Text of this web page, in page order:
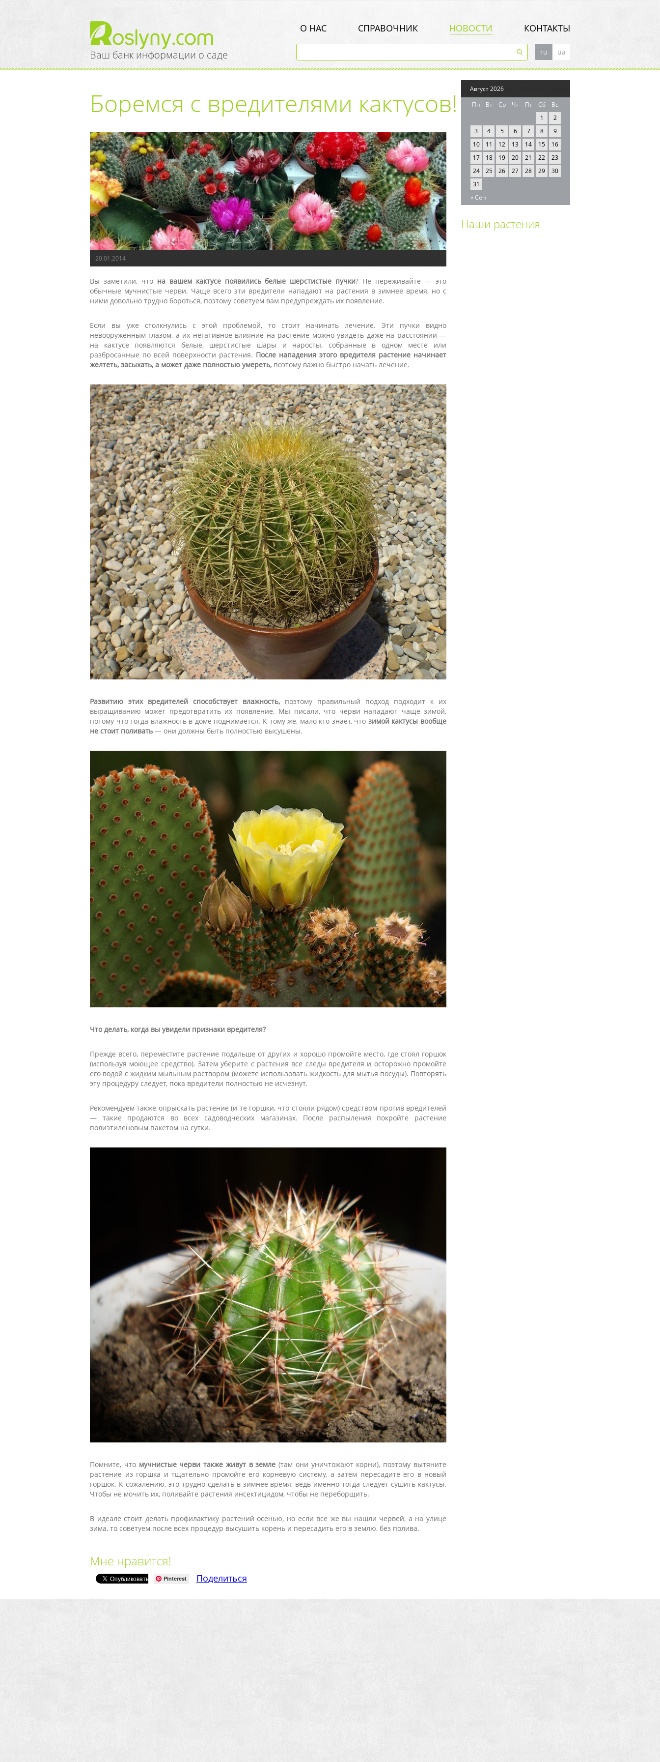
Ваш банк информации о саде
О НАС СПРАВОЧНИК НОВОСТИ КОНТАКТЫ
ru ua
Боремся с вредителями кактусов!
20.01.2014
Вы заметили, что на вашем кактусе появились белые шерстистые пучки? Не переживайте — это
обычные мучнистые черви. Чаще всего эти вредители нападают на растения в зимнее время, но с
ними довольно трудно бороться, поэтому советуем вам предупреждать их появление.
Если вы уже столкнулись с этой проблемой, то стоит начинать лечение. Эти пучки видно
невооруженным глазом, а их негативное влияние на растение можно увидеть даже на расстоянии —
на кактусе появляются белые, шерстистые шары и наросты, собранные в одном месте или
разбросанные по всей поверхности растения. После нападения этого вредителя растение начинает
желтеть, засыхать, а может даже полностью умереть, поэтому важно быстро начать лечение.
Развитию этих вредителей способствует влажность, поэтому правильный подход подходит к их
выращиванию может предотвратить их появление. Мы писали, что черви нападают чаще зимой,
потому что тогда влажность в доме поднимается. К тому же, мало кто знает, что зимой кактусы вообще
не стоит поливать — они должны быть полностью высушены.
Что делать, когда вы увидели признаки вредителя?
Прежде всего, переместите растение подальше от других и хорошо промойте место, где стоял горшок
(используя моющее средство). Затем уберите с растения все следы вредителя и осторожно промойте
его водой с жидким мыльным раствором (можете использовать жидкость для мытья посуды). Повторять
эту процедуру следует, пока вредители полностью не исчезнут.
Рекомендуем также опрыскать растение (и те горшки, что стояли рядом) средством против вредителей
— такие продаются во всех садоводческих магазинах. После распыления покройте растение
полиэтиленовым пакетом на сутки.
Помните, что мучнистые черви также живут в земле (там они уничтожают корни), поэтому вытяните
растение из горшка и тщательно промойте его корневую систему, а затем пересадите его в новый
горшок. К сожалению, это трудно сделать в зимнее время, ведь именно тогда следует сушить кактусы.
Чтобы не мочить их, поливайте растения инсектицидом, чтобы не переборщить.
В идеале стоит делать профилактику растений осенью, но если все же вы нашли червей, а на улице
зима, то советуем после всех процедур высушить корень и пересадить его в землю, без полива.
Мне нравится!
Pinterest Поделиться
Август 2026
Пн
Вт Ср Чт Пт Сб Вс
« Сен
1
2
3
4 5 6 7 8
9
10
11 12 13 14 15
16
17
18 19 20 21 22
23
24
25 26 27 28 29
30
31
Наши растения